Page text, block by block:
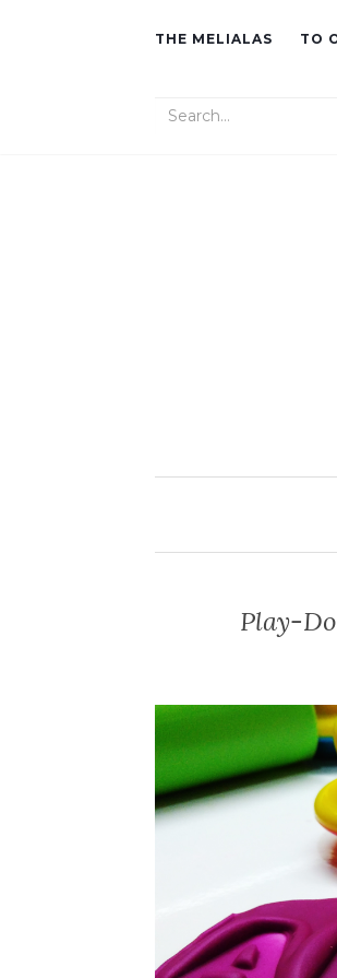
THE MELIALAS TO
Search for:
Play-